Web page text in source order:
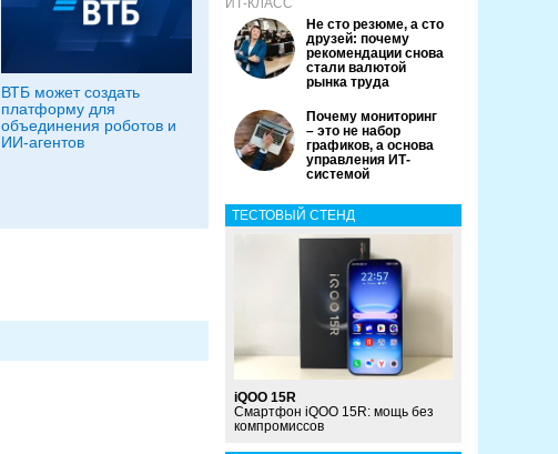
ВТБ может создать
платформу для
объединения роботов и
ИИ-агентов
ИТ-КЛАСС
Не сто резюме, а сто
друзей: почему
рекомендации снова
стали валютой
рынка труда
Почему мониторинг
– это не набор
графиков, а основа
управления ИТ-
системой
ТЕСТОВЫЙ СТЕНД
iQOO 15R
Смартфон iQOO 15R: мощь без
компромиссов